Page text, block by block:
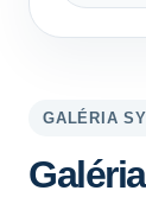
GALÉRIA